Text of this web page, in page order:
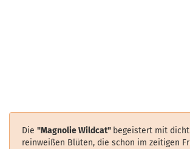
Die "Magnolie Wildcat" begeistert mit
reinweißen Blüten, die schon im zeitigen